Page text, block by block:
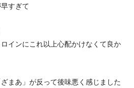
すぎて
インにこれ以上心配かけなくて良か
まあ」が反って後味悪く感じました